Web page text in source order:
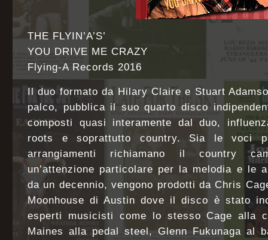
THE FLYIN’A’S’
YOU DRIVE ME CRAZY
Flying-A Records 2016
Il duo formato da Hilary Claire e Stuart
palco, pubblica il suo quarto disco
composti quasi interamente dal duo,
roots e soprattutto country. Sia le voci
arrangiamenti richiamano il country
un’attenzione particolare per la melodia e le
da un decennio, vengono prodotti da Chris
Moonhouse di Austin dove il disco è stato
esperti musicisti come lo stesso Cage alla
Maines alla pedal steel, Glenn Fukunaga al